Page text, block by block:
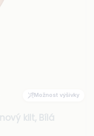
Možnost výšivky
kilt, Bílá